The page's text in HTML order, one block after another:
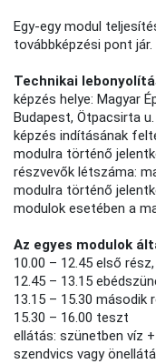
Egy-egy modul
továbbképzési pont jár.
Technikai
képzés helye: Magyar
Budapest, Ötpacsirta u.
képzés indításának
modulra történő
részvevők létszáma:
modulra történő
modulok esetében a
Az egyes modulok
10.00 – 12.45 első
12.45 – 13.15
13.15 – 15.30 második
15.30 – 16.00 teszt
ellátás: szünetben víz
szendvics vagy